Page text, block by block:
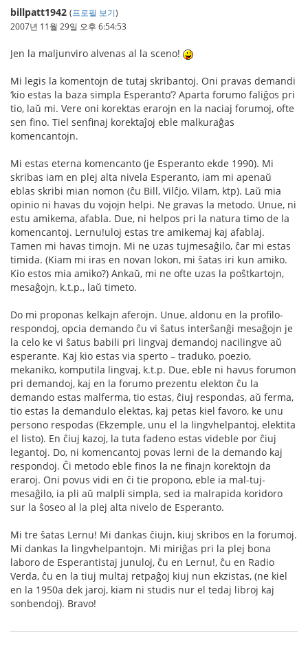
billpatt1942 (프로필 보기)
2007년 11월 29일 오후 6:54:53
Jen la maljunviro alvenas al la sceno!
Mi legis la komentojn de tutaj skribantoj. Oni pravas demandi
‘kio estas la baza simpla Esperanto’? Aparta forumo faliĝos pri
tio, laŭ mi. Vere oni korektas erarojn en la naciaj forumoj, ofte
sen fino. Tiel senfinaj korektaĵoj eble malkuraĝas
komencantojn.
Mi estas eterna komencanto (je Esperanto ekde 1990). Mi
skribas iam en plej alta nivela Esperanto, iam mi apenaŭ
eblas skribi mian nomon (ĉu Bill, Vilĉjo, Vilam, ktp). Laŭ mia
opinio ni havas du vojojn helpi. Ne gravas la metodo. Unue, ni
estu amikema, afabla. Due, ni helpos pri la natura timo de la
komencantoj. Lernu!uloj estas tre amikemaj kaj afablaj.
Tamen mi havas timojn. Mi ne uzas tujmesaĝilo, ĉar mi estas
timida. (Kiam mi iras en novan lokon, mi ŝatas iri kun amiko.
Kio estos mia amiko?) Ankaŭ, mi ne ofte uzas la poŝtkartojn,
mesaĝojn, k.t.p., laŭ timeto.
Do mi proponas kelkajn aferojn. Unue, aldonu en la profilo-
respondoj, opcia demando ĉu vi ŝatus interŝanĝi mesaĝojn je
la celo ke vi ŝatus babili pri lingvaj demandoj nacilingve aŭ
esperante. Kaj kio estas via sperto – traduko, poezio,
mekaniko, komputila lingvaj, k.t.p. Due, eble ni havus forumon
pri demandoj, kaj en la forumo prezentu elekton ĉu la
demando estas malferma, tio estas, ĉiuj respondas, aŭ ferma,
tio estas la demandulo elektas, kaj petas kiel favoro, ke unu
persono respodas (Ekzemple, unu el la lingvhelpantoj, elektita
el listo). En ĉiuj kazoj, la tuta fadeno estas videble por ĉiuj
legantoj. Do, ni komencantoj povas lerni de la demando kaj
respondoj. Ĉi metodo eble finos la ne finajn korektojn da
eraroj. Oni povus vidi en ĉi tie propono, eble ia mal-tuj-
mesaĝilo, ia pli aŭ malpli simpla, sed ia malrapida koridoro
sur la ŝoseo al la plej alta nivelo de Esperanto.
Mi tre ŝatas Lernu! Mi dankas ĉiujn, kiuj skribos en la forumoj.
Mi dankas la lingvhelpantojn. Mi miriĝas pri la plej bona
laboro de Esperantistaj junuloj, ĉu en Lernu!, ĉu en Radio
Verda, ĉu en la tiuj multaj retpaĝoj kiuj nun ekzistas, (ne kiel
en la 1950a dek jaroj, kiam ni studis nur el tedaj libroj kaj
sonbendoj). Bravo!